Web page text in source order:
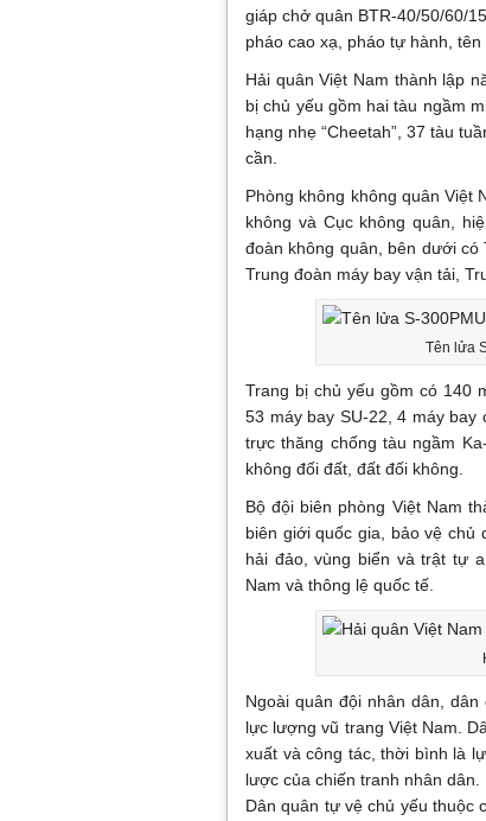
giáp chở quân BTR-40/50/60/
pháo cao xạ, pháo tự hành,
Hải quân Việt Nam thành lập
bị chủ yếu gồm hai tàu ngầm
hạng nhẹ “Cheetah”, 37 tàu
cần.
Phòng không không quân Việt
không và Cục không quân,
đoàn không quân, bên dưới có
Trung đoàn máy bay vận tải,
Tên lửa
Trang bị chủ yếu gồm có 140
53 máy bay SU-22, 4 máy
trực thăng chống tàu ngầm
không đối đất, đất đối không.
Bộ đội biên phòng Việt Nam
biên giới quốc gia, bảo vệ chủ
hải đảo, vùng biển và trật tự
Nam và thông lệ quốc tế.
Ngoài quân đội nhân dân,
lực lượng vũ trang Việt Nam.
xuất và công tác, thời bình là
lược của chiến tranh nhân dân.
Dân quân tự vệ chủ yếu thuộc